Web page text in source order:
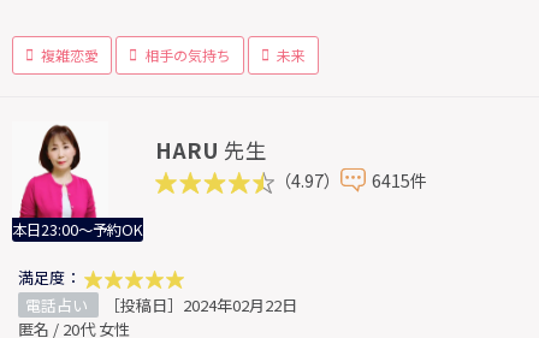
複雑恋愛 相手の気持ち 未来
本日23:00～予約OK
HARU 先生
（4.97） 6415件
満足度：
電話占い
［投稿日］2024年02月22日
匿名 / 20代 女性